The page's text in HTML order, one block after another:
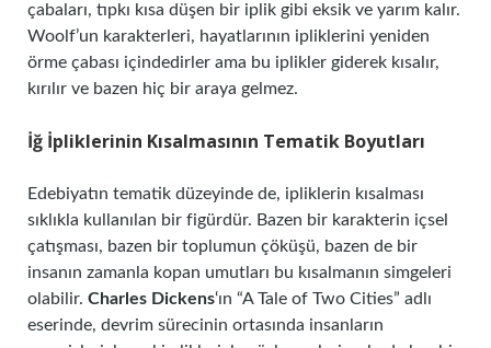
çabaları, tıpkı kısa düşen bir iplik gibi eksik ve yarım kalır.
Woolf’un karakterleri, hayatlarının ipliklerini yeniden
örme çabası içindedirler ama bu iplikler giderek kısalır,
kırılır ve bazen hiç bir araya gelmez.
İğ İpliklerinin Kısalmasının Tematik Boyutları
Edebiyatın tematik düzeyinde de, ipliklerin kısalması
sıklıkla kullanılan bir figürdür. Bazen bir karakterin içsel
çatışması, bazen bir toplumun çöküşü, bazen de bir
insanın zamanla kopan umutları bu kısalmanın simgeleri
olabilir. Charles Dickens‘ın “A Tale of Two Cities” adlı
eserinde, devrim sürecinin ortasında insanların